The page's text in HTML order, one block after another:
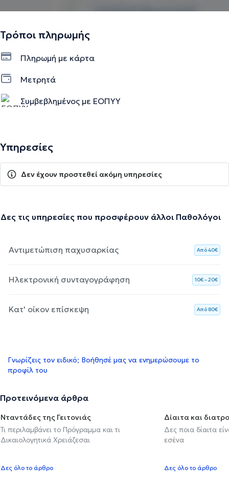
Τρόποι πληρωμής
Πληρωμή με κάρτα
Μετρητά
Συμβεβλημένος με ΕΟΠΥΥ
Υπηρεσίες
Δεν έχουν προστεθεί ακόμη υπηρεσίες
Δες τις υπηρεσίες που προσφέρουν άλλοι Παθολόγοι
Αντιμετώπιση παχυσαρκίας Aπό 40€
Ηλεκτρονική συνταγογράφηση 10€ – 20€
Κατ' οίκον επίσκεψη Aπό 80€
Γνωρίζεις τον ειδικό; Βοήθησέ μας να ενημερώσουμε το
προφίλ του
Προτεινόμενα άρθρα
Νταντάδες της Γειτονιάς
Τι περιλαμβάνει το Πρόγραμμα και τι
Δικαιολογητικά Χρειάζεσαι
Δες όλο το άρθρο
Δίαιτα και
Δες ποια δίαιτα
εσένα
Δες όλο το άρθρο